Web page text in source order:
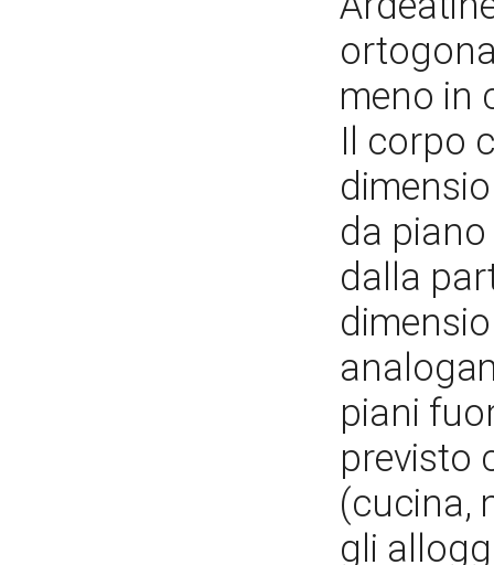
meno in
Il corpo
da
dalla
piani
previsto
(cucina,
gli